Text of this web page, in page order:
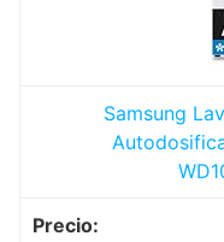
Samsung